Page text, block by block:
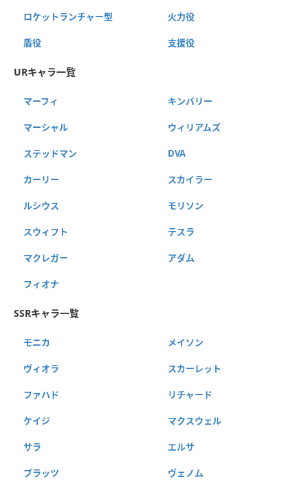
ロケットランチャー型 火力役
盾役 支援役
URキャラ一覧
マーフィ キンバリー
マーシャル ウィリアムズ
ステッドマン DVA
カーリー スカイラー
ルシウス モリソン
スウィフト テスラ
マクレガー アダム
フィオナ
SSRキャラ一覧
モニカ メイソン
ヴィオラ スカーレット
ファハド リチャード
ケイジ マクスウェル
サラ エルサ
ブラッツ ヴェノム